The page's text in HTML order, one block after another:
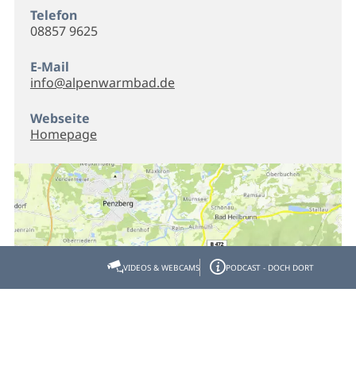
Telefon
08857 9625
E-Mail
info@alpenwarmbad.de
Webseite
Homepage
VIDEOS & WEBCAMS PODCAST - DOCH DORT